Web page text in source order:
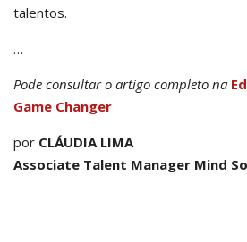
talentos.
…
Pode consultar o artigo completo na
Game Changer
por CLÁUDIA LIMA
Associate Talent Manager Mind